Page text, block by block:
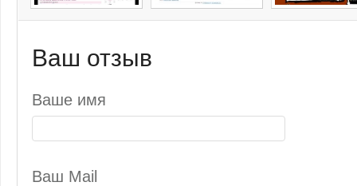
Ваш отзыв
Ваше имя
Ваш Mail